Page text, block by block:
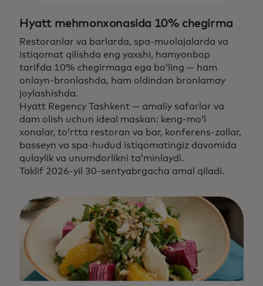
Hyatt mehmonxonasida 10% chegirma
Restoranlar va barlarda, spa-muolajalarda va
istiqomat qilishda eng yaxshi, hamyonbop
tarifda 10% chegirmaga ega bo‘ling — ham
onlayn-bronlashda, ham oldindan bronlamay
joylashishda.
Hyatt Regency Tashkent — amaliy safarlar va
dam olish uchun ideal maskan: keng-mo‘l
xonalar, to‘rtta restoran va bar, konferens-zallar,
basseyn va spa-hudud istiqomatingiz davomida
qulaylik va unumdorlikni ta’minlaydi.
Taklif 2026-yil 30-sentyabrgacha amal qiladi.